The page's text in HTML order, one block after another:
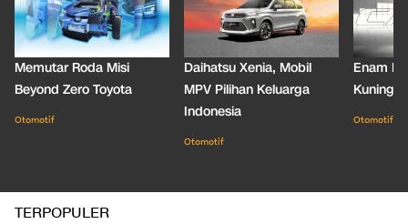
Memutar Roda Misi
Beyond Zero Toyota
Otomotif
Daihatsu Xenia, Mobil
MPV Pilihan Keluarga
Indonesia
Otomotif
Enam
Kuning
Otomotif
TERPOPULER